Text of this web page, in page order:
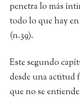
penetra lo más
todo lo que hay
(n.39).
Este segundo
desde una actitud
que no se